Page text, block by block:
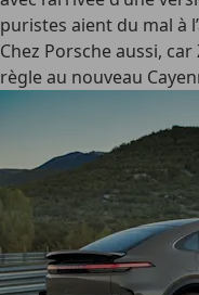
puristes aient du mal à
Chez Porsche aussi,
règle au nouveau